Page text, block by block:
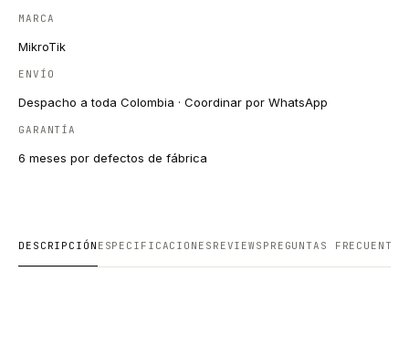
MARCA
MikroTik
ENVÍO
Despacho a toda Colombia · Coordinar por WhatsApp
GARANTÍA
6 meses por defectos de fábrica
DESCRIPCIÓN ESPECIFICACIONES REVIEWS PREGUNTAS FRECUENTES